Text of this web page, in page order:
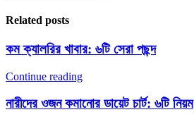
Related posts
কম ক্যালরির খাবার: ৬টি সেরা পছন্দ
Continue reading
নারীদের ওজন কমানোর ডায়েট চার্ট: ৬টি নিয়ম